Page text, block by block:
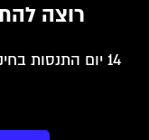
רוצה
14 יום התנסות